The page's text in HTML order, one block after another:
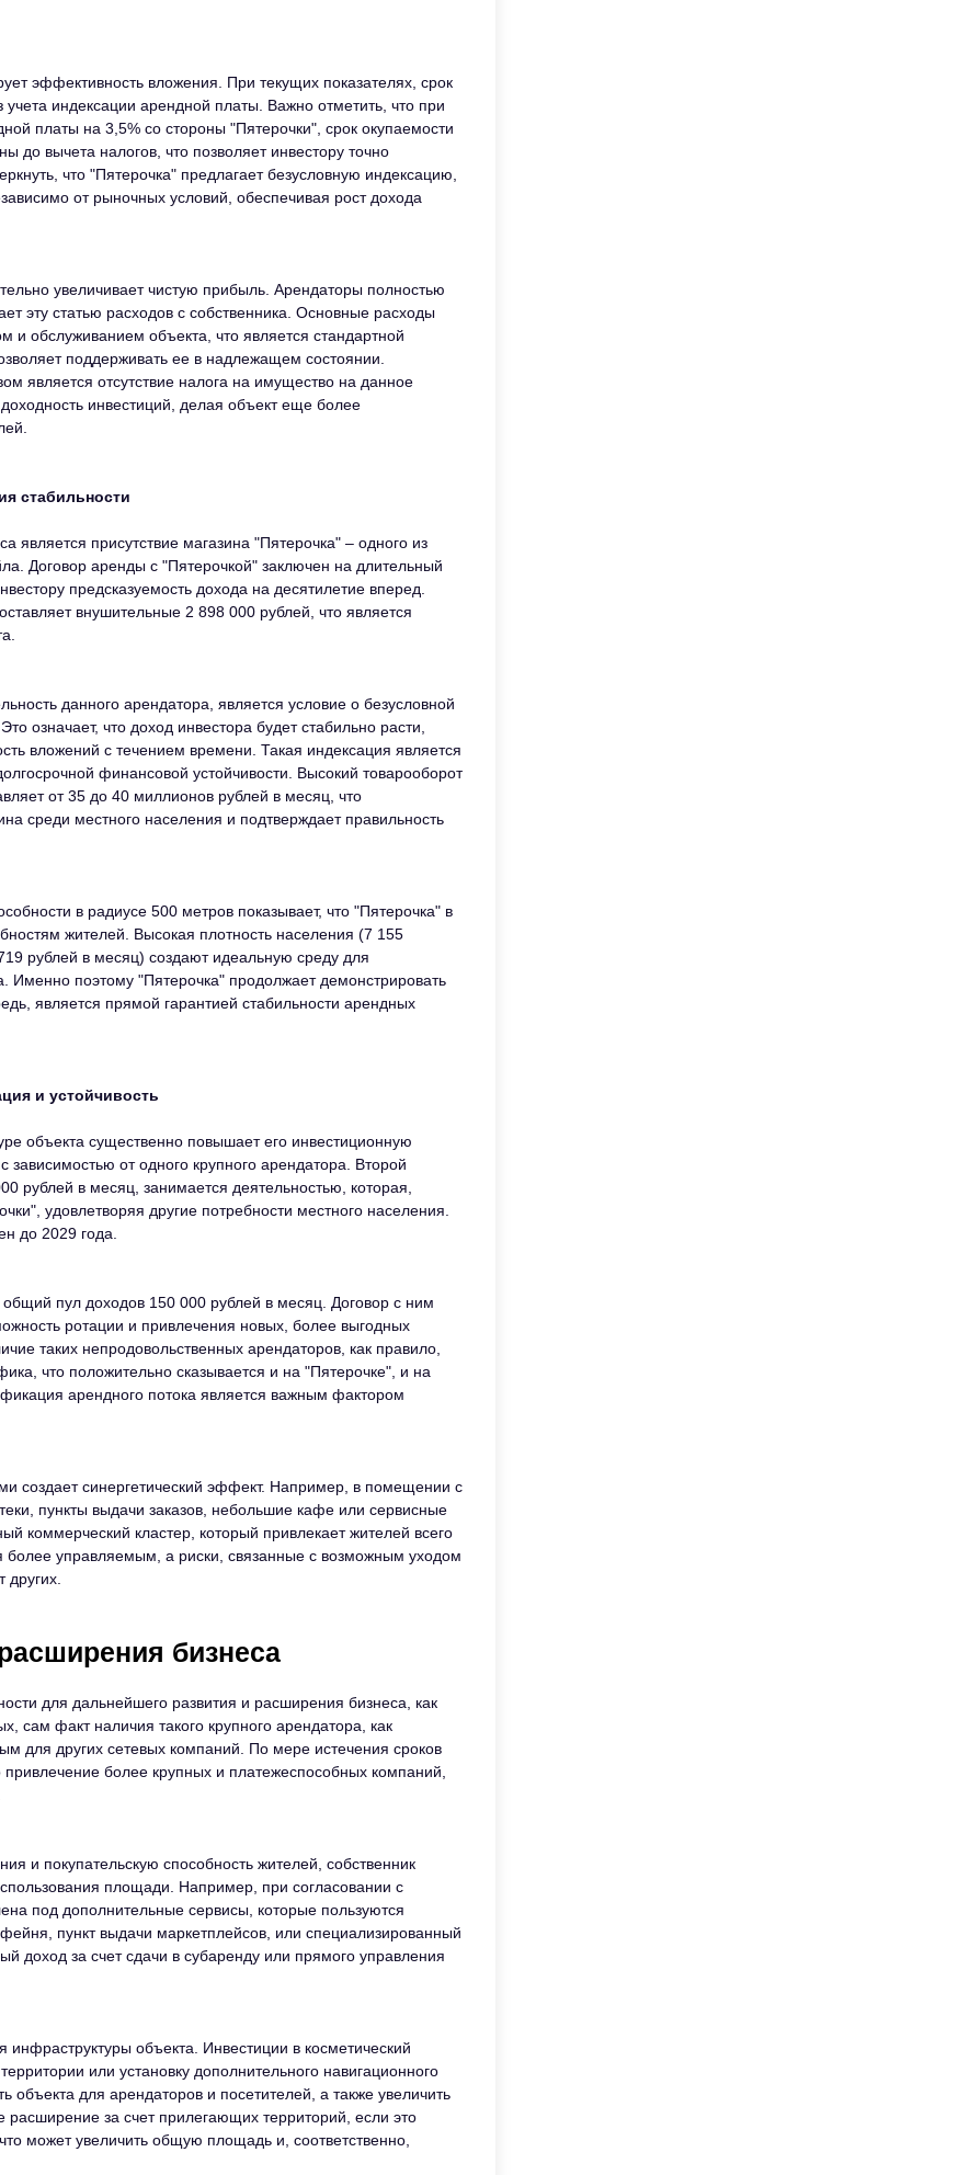
эффективность вложения. При текущих показателях, срок
учета индексации арендной платы. Важно отметить, что при
платы на 3,5% со стороны "Пятерочки", срок окупаемости
до вычета налогов, что позволяет инвестору точно
что "Пятерочка" предлагает безусловную индексацию,
от рыночных условий, обеспечивая рост дохода
увеличивает чистую прибыль. Арендаторы полностью
эту статью расходов с собственника. Основные расходы
и обслуживанием объекта, что является стандартной
поддерживать ее в надлежащем состоянии.
является отсутствие налога на имущество на данное
инвестиций, делая объект еще более
стабильности
является присутствие магазина "Пятерочка" – одного из
Договор аренды с "Пятерочкой" заключен на длительный
предсказуемость дохода на десятилетие вперед.
внушительные 2 898 000 рублей, что является
данного арендатора, является условие о безусловной
означает, что доход инвестора будет стабильно расти,
вложений с течением времени. Такая индексация является
финансовой устойчивости. Высокий товарооборот
от 35 до 40 миллионов рублей в месяц, что
среди местного населения и подтверждает правильность
в радиусе 500 метров показывает, что "Пятерочка" в
жителей. Высокая плотность населения (7 155
рублей в месяц) создают идеальную среду для
Именно поэтому "Пятерочка" продолжает демонстрировать
является прямой гарантией стабильности арендных
и устойчивость
объекта существенно повышает его инвестиционную
зависимостью от одного крупного арендатора. Второй
рублей в месяц, занимается деятельностью, которая,
удовлетворяя другие потребности местного населения.
до 2029 года.
пул доходов 150 000 рублей в месяц. Договор с ним
ротации и привлечения новых, более выгодных
таких непродовольственных арендаторов, как правило,
что положительно сказывается и на "Пятерочке", и на
арендного потока является важным фактором
создает синергетический эффект. Например, в помещении с
пункты выдачи заказов, небольшие кафе или сервисные
коммерческий кластер, который привлекает жителей всего
более управляемым, а риски, связанные с возможным уходом
бизнеса
для дальнейшего развития и расширения бизнеса, как
сам факт наличия такого крупного арендатора, как
для других сетевых компаний. По мере истечения сроков
более крупных и платежеспособных компаний,
и покупательскую способность жителей, собственник
площади. Например, при согласовании с
под дополнительные сервисы, которые пользуются
пункт выдачи маркетплейсов, или специализированный
доход за счет сдачи в субаренду или прямого управления
объекта. Инвестиции в косметический
или установку дополнительного навигационного
объекта для арендаторов и посетителей, а также увеличить
за счет прилегающих территорий, если это
может увеличить общую площадь и, соответственно,